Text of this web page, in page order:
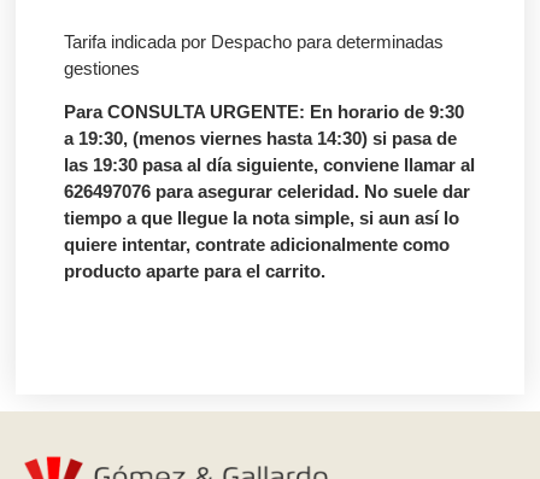
Tarifa indicada por Despacho para determinadas
gestiones
Para CONSULTA URGENTE: En horario de 9:30
a 19:30, (menos viernes hasta 14:30) si pasa de
las 19:30 pasa al día siguiente, conviene llamar al
626497076 para asegurar celeridad. No suele dar
tiempo a que llegue la nota simple, si aun así lo
quiere intentar, contrate adicionalmente como
producto aparte para el carrito.